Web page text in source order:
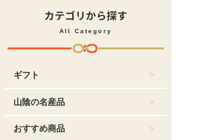
カテゴリから探す
All Category
ギフト
山陰の名産品
おすすめ商品